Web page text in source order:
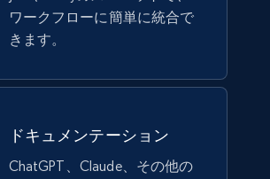
stock, Color, Size, Reviews
Category url, Category, and
ワークフローに簡単に統合で
きます。
ドキュメンテーション
ChatGPT、Claude、その他の